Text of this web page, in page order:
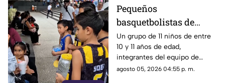
Miguel Alemán.
Pequeños
basquetbolistas de
Chilpancingo buscan
apoyo para competir en
torneo nacional en
Veracruz
Un grupo de 11 niños de entre
10 y 11 años de edad,
integrantes del equipo de
básquetbol Panteras de
agosto 05, 2026 04:55 p. m.